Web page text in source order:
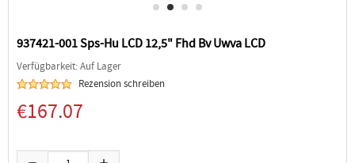
937421-001 Sps-Hu LCD 12,5" Fhd Bv Uwva LCD
Verfügbarkeit: Auf Lager
Rezension schreiben
€167.07